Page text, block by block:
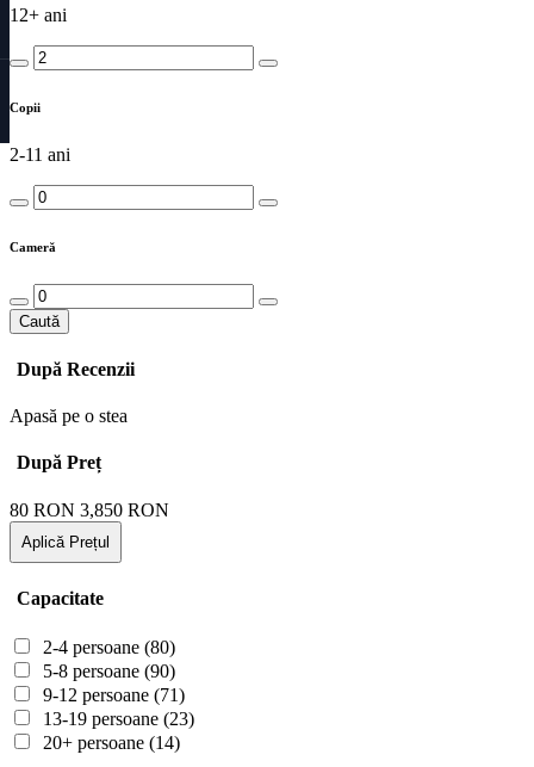
12+ ani
Copii
2-11 ani
Cameră
Caută
După Recenzii
Apasă pe o stea
După Preț
80 RON 3,850 RON
Aplică Prețul
Capacitate
2-4 persoane (80)
5-8 persoane (90)
9-12 persoane (71)
13-19 persoane (23)
20+ persoane (14)